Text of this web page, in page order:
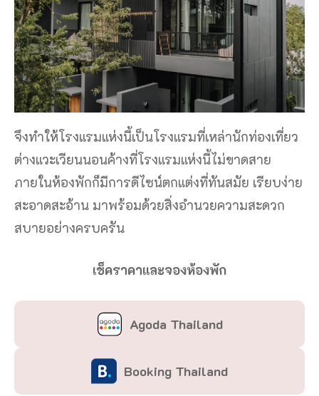
จึงทำให้โรงแรมแห่งนี้เป็นโรงแรมที่เหล่านักท่องเที่ยว
ต่างแวะเวียนนอนค้างที่โรงแรมแห่งนี้ไม่ขาดสาย
ภายในห้องพักก็มีการดีไซน์ตกแต่งที่ทันสมัย เรียบง่าย
สะอาดสะอ้าน มาพร้อมด้วยสิ่งอำนวยความสะดวก
สบายอย่างครบครัน
เช็คราคาและจองห้องพัก
Agoda Thailand
Booking Thailand